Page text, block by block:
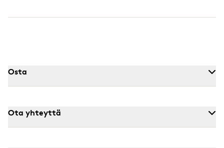
Osta
Ota yhteyttä